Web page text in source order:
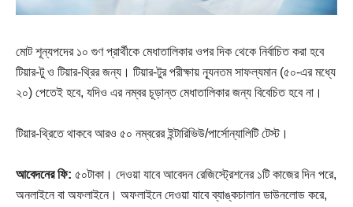
মোট শূন্যপদের ১০ গুণ প্রার্থীকে মেধাতালিকার ওপর দিক থেকে নির্বাচিত করা হবে
টিয়ার-টু ও টিয়ার-থ্রির জন্য। টিয়ার-টুর পরীক্ষায় ন্যূনতম সাফল্যমান (৫০-এর মধ্যে
২০) পেতেই হবে, যদিও এর নম্বর চূড়ান্ত মেধাতালিকার জন্য বিবেচিত হবে না।
টিয়ার-থ্রিতে থাকবে আরও ৫০ নম্বরের ইন্টারিভিউ/পার্সোন্যালিটি টেস্ট।
আবেদনের ফি: ৫০টাকা। দেওয়া যাবে আবেদন রেজিস্ট্রেশনের ১টি কাজের দিন পরে,
অনলাইনে বা অফলাইনে। অফলাইনে দেওয়া যাবে ব্যাঙ্কচালান ডাউনলোড করে,